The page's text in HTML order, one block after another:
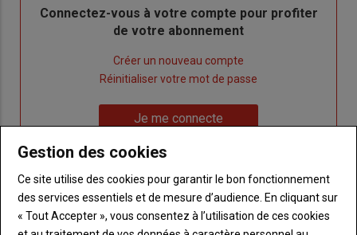
Body
Connectez-vous à votre compte pour profiter
de votre abonnement
Créer un nouveau compte
de
Réinitialiser votre mot de passe
me
Je me connecte
Sous-
titre
Vous n'êtes pas abonné(e)
TITRE CRÉEZ UN COMPTE
Gestion des cookies
Ce site utilise des cookies pour garantir le bon fonctionnement
des services essentiels et de mesure d’audience. En cliquant sur
« Tout Accepter », vous consentez à l’utilisation de ces cookies